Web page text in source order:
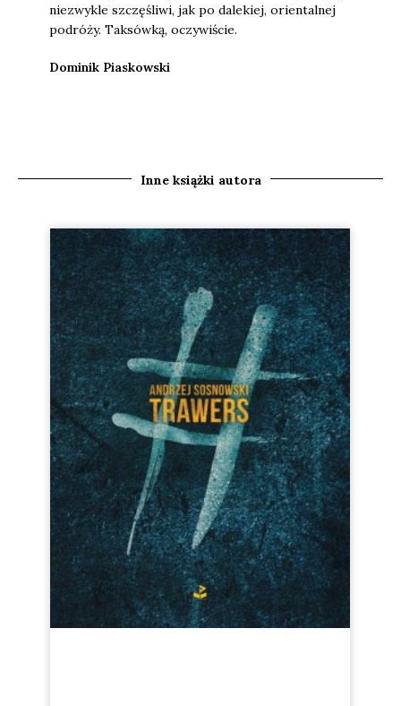
niezwykle szczęśliwi, jak po dalekiej, orientalnej
podróży. Taksówką, oczywiście.
Dominik Piaskowski
Inne książki autora